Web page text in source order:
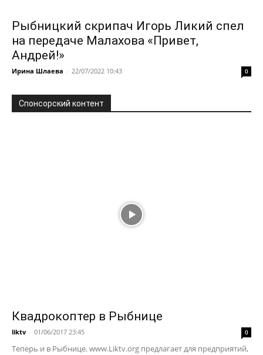
Рыбницкий скрипач Игорь Ликий спел
на передаче Малахова «Привет,
Андрей!»
Ирина Шлаева - 22/07/2022 10:43 0
Спонсорский контент
Квадрокоптер в Рыбнице
liktv - 01/06/2017 23:45 0
Теперь и в Рыбнице. www.Liktv.org предлагает для предприятий,